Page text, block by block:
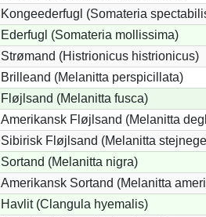
Kongeederfugl (Somateria
Ederfugl (Somateria mollissima)
Strømand (Histrionicus histrionicus)
Brilleand (Melanitta perspicillata)
Fløjlsand (Melanitta fusca)
Amerikansk Fløjlsand (Melanitta
Sibirisk Fløjlsand (Melanitta
Sortand (Melanitta nigra)
Amerikansk Sortand (Melanitta
Havlit (Clangula hyemalis)